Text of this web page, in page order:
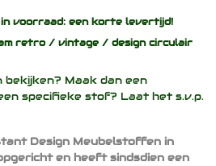
voorraad: een korte levertijd!
retro / vintage / design circulair
Maak dan een
specifieke stof? Laat het s.v.p.
Design Meubelstoffen in
en heeft sindsdien een